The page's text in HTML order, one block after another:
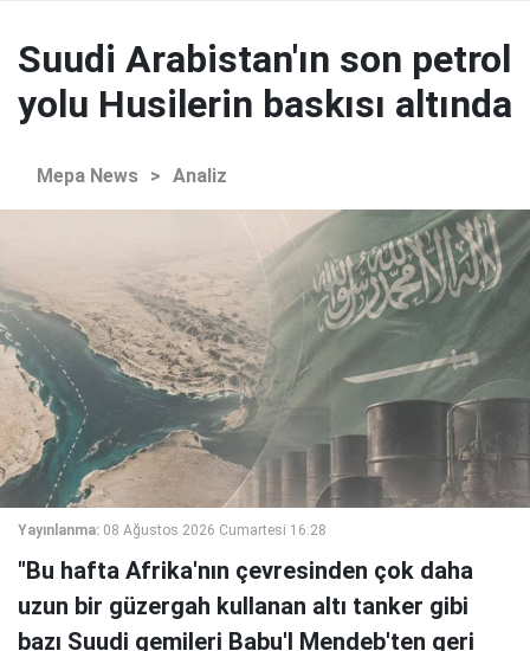
Suudi Arabistan'ın son petrol
yolu Husilerin baskısı altında
Mepa News > Analiz
Yayınlanma: 08 Ağustos 2026 Cumartesi 16:28
"Bu hafta Afrika'nın çevresinden çok daha
uzun bir güzergah kullanan altı tanker gibi
bazı Suudi gemileri Babu'l Mendeb'ten geri